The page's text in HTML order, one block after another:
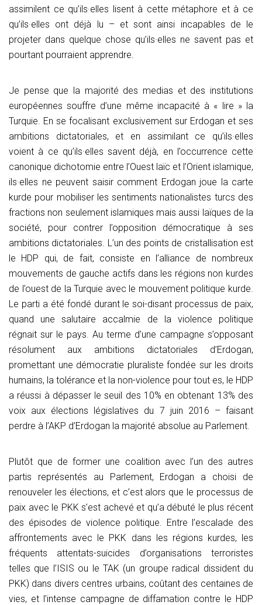
assimilent ce qu’ils·elles lisent à cette métaphore et à ce
qu’ils·elles ont déjà lu – et sont ainsi incapables de le
projeter dans quelque chose qu’ils·elles ne savent pas et
pourtant pourraient apprendre.
Je pense que la majorité des medias et des institutions
européennes souffre d’une même incapacité à « lire » la
Turquie. En se focalisant exclusivement sur Erdogan et ses
ambitions dictatoriales, et en assimilant ce qu’ils·elles
voient à ce qu’ils·elles savent déjà, en l’occurrence cette
canonique dichotomie entre l’Ouest laïc et l’Orient islamique,
ils·elles ne peuvent saisir comment Erdogan joue la carte
kurde pour mobiliser les sentiments nationalistes turcs des
fractions non seulement islamiques mais aussi laïques de la
société, pour contrer l’opposition démocratique à ses
ambitions dictatoriales. L’un des points de cristallisation est
le HDP qui, de fait, consiste en l’alliance de nombreux
mouvements de gauche actifs dans les régions non kurdes
de l’ouest de la Turquie avec le mouvement politique kurde.
Le parti a été fondé durant le soi-disant processus de paix,
quand une salutaire accalmie de la violence politique
régnait sur le pays. Au terme d’une campagne s’opposant
résolument aux ambitions dictatoriales d’Erdogan,
promettant une démocratie pluraliste fondée sur les droits
humains, la tolérance et la non-violence pour tout·es, le HDP
a réussi à dépasser le seuil des 10% en obtenant 13% des
voix aux élections législatives du 7 juin 2016 – faisant
perdre à l’AKP d’Erdogan la majorité absolue au Parlement.
Plutôt que de former une coalition avec l’un des autres
partis représentés au Parlement, Erdogan a choisi de
renouveler les élections, et c’est alors que le processus de
paix avec le PKK s’est achevé et qu’a débuté le plus récent
des épisodes de violence politique. Entre l’escalade des
affrontements avec le PKK dans les régions kurdes, les
fréquents attentats-suicides d’organisations terroristes
telles que l’ISIS ou le TAK (un groupe radical dissident du
PKK) dans divers centres urbains, coûtant des centaines de
vies, et l’intense campagne de diffamation contre le HDP